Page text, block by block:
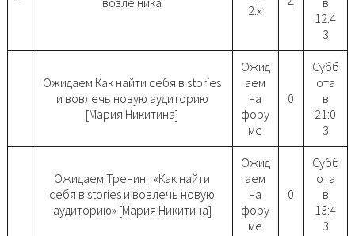
2.x
12:4
3
Ожидаем Как найти себя в stories
и вовлечь новую аудиторию
[Мария Никитина]
Ожид
аем
на
фору
ме
0
Субб
ота
в
21:0
3
Ожидаем Тренинг «Как найти
себя в stories и вовлечь новую
аудиторию» [Мария Никитина]
Ожид
аем
на
фору
ме
0
Субб
ота
в
13:4
3